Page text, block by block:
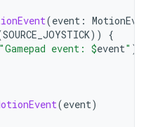
(event :
SOURCE_JOYSTICK))
{
"Gamepad event: $event" )
(event)